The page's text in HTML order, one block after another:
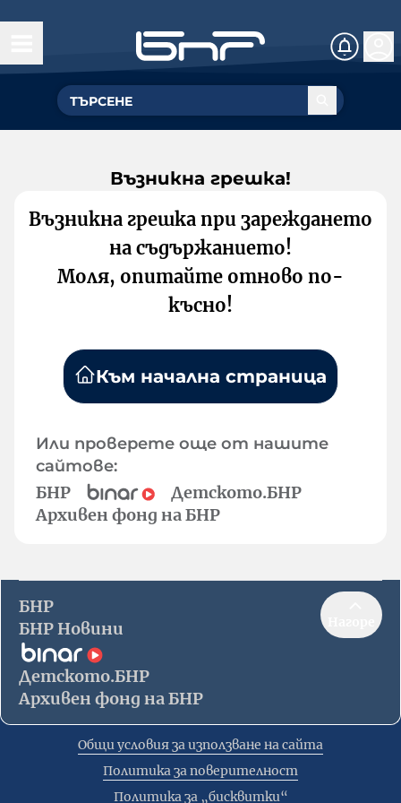
Възникна грешка!
Възникна грешка при зареждането
на съдържанието!
Моля, опитайте отново по-
късно!
Към начална страница
Или проверете още от нашите
сайтове:
БНР
Детското.БНР
Архивен фонд на БНР
БНР
БНР Новини
Детското.БНР
Архивен фонд на БНР
Общи условия за използване на сайта
Политика за поверителност
Политика за „бисквитки“